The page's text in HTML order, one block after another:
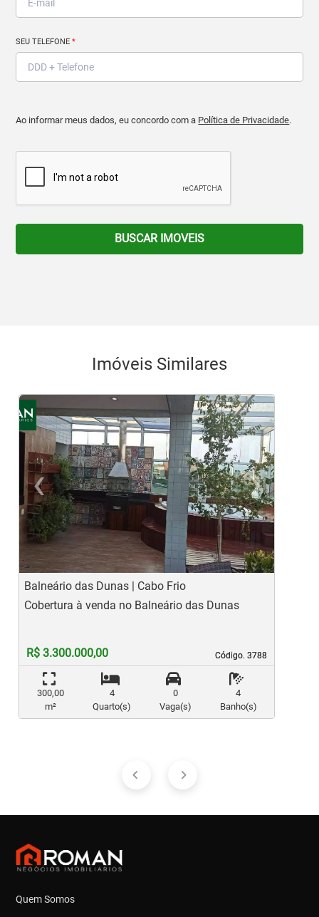
SEU TELEFONE*
Ao informar meus dados, eu concordo com a Política de Privacidade.
BUSCAR IMOVEIS
Imóveis Similares
‹
Previous
›
Balneário das Dunas | Cabo Frio
Código. 3788
Código. 3788
Cobertura à venda no Balneário das Dunas
R$ 3.300.000,00
300,00
m²
4
Quarto(s)
0
Vaga(s)
4
Banho(s)
Quem Somos